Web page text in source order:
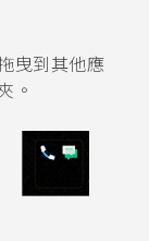
曳到其他應
。